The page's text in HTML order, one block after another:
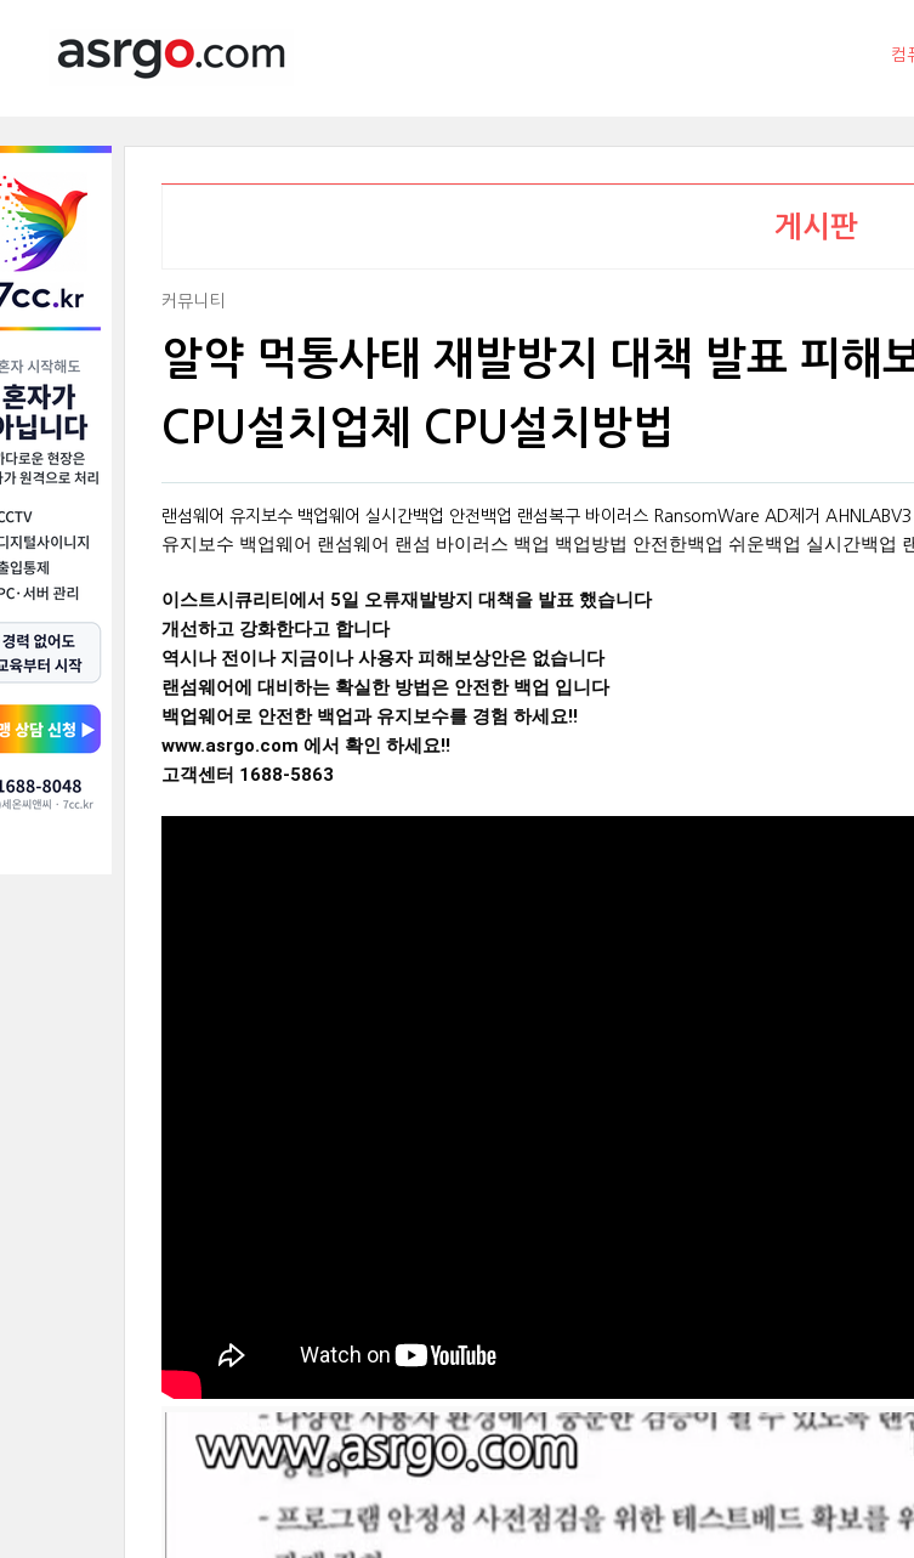
컴
게시판
커뮤니티
알약 먹통사태 재발방지 대책 발표 피해
CPU설치업체 CPU설치방법
랜섬웨어 유지보수 백업웨어 실시간백업 안전백업 랜섬복구 바이러스 RansomWare AD제거 AHNLABV3
유지보수 백업웨어 랜섬웨어 랜섬 바이러스 백업 백업방법 안전한백업 쉬운백업 실시간백업
이스트시큐리티에서 5일 오류재발방지 대책을 발표 했습니다
개선하고 강화한다고 합니다
역시나 전이나 지금이나 사용자 피해보상안은 없습니다
랜섬웨어에 대비하는 확실한 방법은 안전한 백업 입니다
백업웨어로 안전한 백업과 유지보수를 경험 하세요!!
www.asrgo.com 에서 확인 하세요!!
고객센터 1688-5863